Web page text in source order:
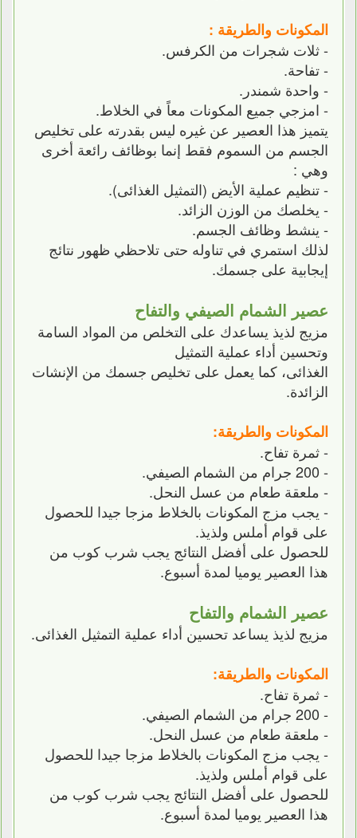
المكونات والطريقة :
- ثلات شجرات من الكرفس.
- تفاحة.
- واحدة شمندر.
- امزجي جميع المكونات معاً في الخلاط.
يتميز هذا العصير عن غيره ليس بقدرته على تخليص
الجسم من السموم فقط إنما بوظائف رائعة أخرى
وهي :
- تنظيم عملية الأيض (التمثيل الغذائى).
- يخلصك من الوزن الزائد.
- ينشط وظائف الجسم.
لذلك استمري في تناوله حتى تلاحظي ظهور نتائج
إيجابية على جسمك.
عصير الشمام الصيفي والتفاح
مزيج لذيذ يساعدك على التخلص من المواد السامة
وتحسين أداء عملية التمثيل
الغذائى، كما يعمل على تخليص جسمك من الإنشات
الزائدة.
المكونات والطريقة:
- ثمرة تفاح.
- 200 جرام من الشمام الصيفي.
- ملعقة طعام من عسل النحل.
- يجب مزج المكونات بالخلاط مزجا جيدا للحصول
على قوام أملس ولذيذ.
للحصول على أفضل النتائج يجب شرب كوب من
هذا العصير يوميا لمدة أسبوع.
عصير الشمام والتفاح
مزيج لذيذ يساعد تحسين أداء عملية التمثيل الغذائى.
المكونات والطريقة:
- ثمرة تفاح.
- 200 جرام من الشمام الصيفي.
- ملعقة طعام من عسل النحل.
- يجب مزج المكونات بالخلاط مزجا جيدا للحصول
على قوام أملس ولذيذ.
للحصول على أفضل النتائج يجب شرب كوب من
هذا العصير يوميا لمدة أسبوع.